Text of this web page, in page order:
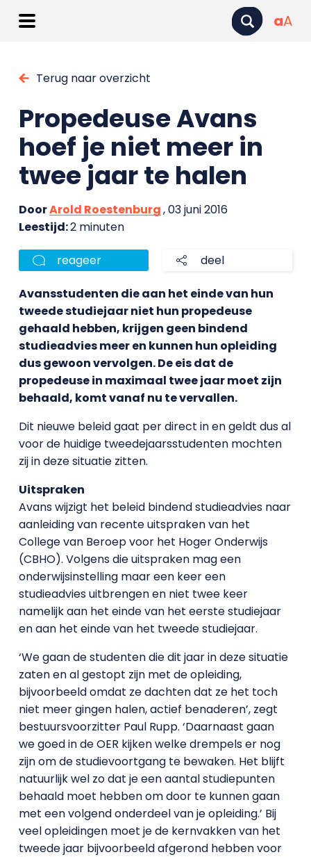
aA
Terug naar overzicht
Propedeuse Avans
hoef je niet meer in
twee jaar te halen
DoorArold Roestenburg, 03 juni 2016
Leestijd:2 minuten
reageer deel
Avansstudenten die aan het einde van hun
tweede studiejaar niet hun propedeuse
gehaald hebben, krijgen geen bindend
studieadvies meer en kunnen hun opleiding
dus gewoon vervolgen. De eis dat de
propedeuse in maximaal twee jaar moet zijn
behaald, komt vanaf nu te vervallen.
Dit nieuwe beleid gaat per direct in en geldt dus al
voor de huidige tweedejaarsstudenten mochten
zij in deze situatie zitten.
Uitspraken
Avans wijzigt het beleid bindend studieadvies naar
aanleiding van recente uitspraken van het
College van Beroep voor het Hoger Onderwijs
(CBHO). Volgens die uitspraken mag een
onderwijsinstelling maar een keer een
studieadvies uitbrengen en niet twee keer
namelijk aan het einde van het eerste studiejaar
en aan het einde van het tweede studiejaar.
‘We gaan de studenten die dit jaar in deze situatie
zaten en al gestopt zijn met de opleiding,
bijvoorbeeld omdat ze dachten dat ze het toch
niet meer gingen halen, actief benaderen’, zegt
bestuursvoorzitter Paul Rupp. ‘Daarnaast gaan
we goed in de OER kijken welke drempels er nog
zijn om de studievoortgang te bewaken. Het blijft
natuurlijk wel zo dat je een aantal studiepunten
behaald moet hebben om door te kunnen gaan
met een volgend onderdeel van je opleiding.’ Bij
veel opleidingen moet je de kernvakken van het
tweede jaar bijvoorbeeld afgerond hebben voor